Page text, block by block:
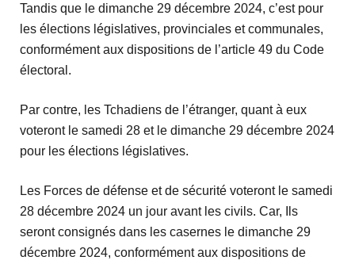
Tandis que le dimanche 29 décembre 2024, c’est pour
les élections législatives, provinciales et communales,
conformément aux dispositions de l’article 49 du Code
électoral.
Par contre, les Tchadiens de l’étranger, quant à eux
voteront le samedi 28 et le dimanche 29 décembre 2024
pour les élections législatives.
Les Forces de défense et de sécurité voteront le samedi
28 décembre 2024 un jour avant les civils. Car, Ils
seront consignés dans les casernes le dimanche 29
décembre 2024, conformément aux dispositions de